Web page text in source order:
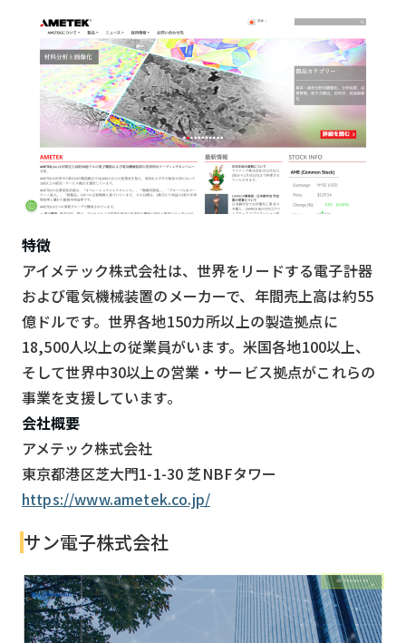
特徴
アイメテック株式会社は、世界をリードする電子計器
および電気機械装置のメーカーで、年間売上高は約55
億ドルです。世界各地150カ所以上の製造拠点に
18,500人以上の従業員がいます。米国各地100以上、
そして世界中30以上の営業・サービス拠点がこれらの
事業を支援しています。
会社概要
アメテック株式会社
東京都港区芝大門1-1-30 芝NBFタワー
https://www.ametek.co.jp/
サン電子株式会社